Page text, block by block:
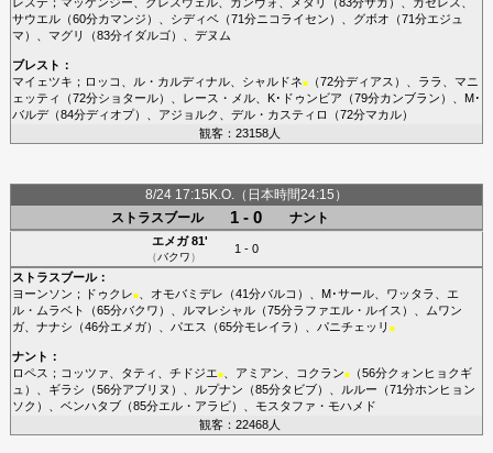
サウエル（60分カマンジ ）、 シディベ（71分ニコライセン ）、 グボオ （71分エジュ
マ ）、 マグリ （83分イダルゴ）、 デヌム
ブレスト ：
マイェツキ ； ロッコ ル・カルディナル、 シャルドネ■（72分ディアス ）、 ララ
マニ
ェッティ
（72分ショタール）、 レース・メル、 K･ドゥンビア （79分カンブラン ）、 M･
バルデ（84分ディオプ）、 アジョルク デル・カスティロ （72分マカル）
観客：23158人
8/24 17:15K.O.（日本時間24:15）
ストラスブール
1 - 0 ナント
エメガ81'
（バクワ）
1 - 0
ストラスブール：
ヨーンソン ； ドゥクレ■、 オモバミデレ （41分バルコ ）、 M･サール、 ワッタラ
エ
ル・ムラベト
（65分バクワ ）、 ルマレシャル（75分ラファエル・ルイス ）、
ムワン
ガ、 ナナシ （46分エメガ）、 パエス （65分モレイラ ）、 パニチェッリ ■
ナント ：
ロペス ； コッツァ タティ チドジエ■、 アミアン コクラン■（56分クォンヒョクギ
ュ ）、 ギラシ （56分アブリヌ ）、 ルプナン （85分タビブ）、 ルルー （71分ホンヒョン
ソク ）、 ベンハタブ（85分エル・アラビ）、 モスタファ・モハメド
観客：22468人